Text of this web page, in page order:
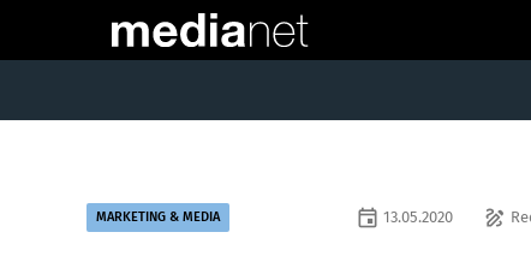
MARKETING & MEDIA draw
event 13.05.2020